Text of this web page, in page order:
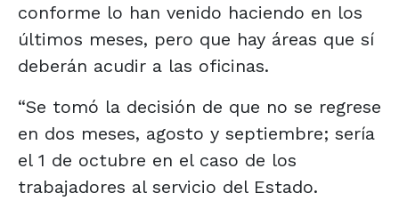
conforme lo han venido haciendo en los
últimos meses, pero que hay áreas que sí
deberán acudir a las oficinas.
“Se tomó la decisión de que no se regrese
en dos meses, agosto y septiembre; sería
el 1 de octubre en el caso de los
trabajadores al servicio del Estado.